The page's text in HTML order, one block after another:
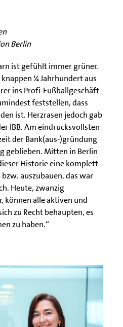
Berlin
ist gefühlt immer grüner.
¼ Jahrhundert aus
ins Profi-Fußballgeschäft
feststellen, dass
ist. Herzrasen jedoch gab
IBB. Am eindrucksvollsten
der Bank(aus-)gründung
geblieben. Mitten in Berlin
Historie eine komplett
auszubauen, das war
Heute, zwanzig
können alle aktiven und
zu Recht behaupten, es
zu haben.“